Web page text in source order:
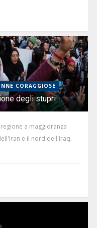
CORAGGIOSE
degli stupri
a maggioranza
e il nord dell'Iraq.